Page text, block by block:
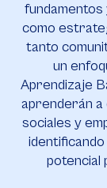
fundamentos
como
tanto
un
Aprendizaje
aprenderán a
sociales y
identificando
potencial